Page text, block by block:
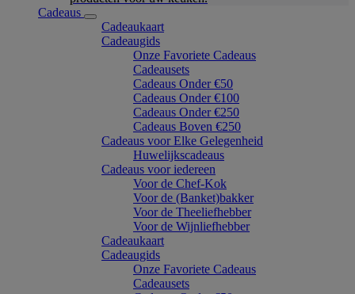
Cadeaus
Cadeaukaart
Cadeaugids
Onze Favoriete Cadeaus
Cadeausets
Cadeaus Onder €50
Cadeaus Onder €100
Cadeaus Onder €250
Cadeaus Boven €250
Cadeaus voor Elke Gelegenheid
Huwelijkscadeaus
Cadeaus voor iedereen
Voor de Chef-Kok
Voor de (Banket)bakker
Voor de Theeliefhebber
Voor de Wijnliefhebber
Cadeaukaart
Cadeaugids
Onze Favoriete Cadeaus
Cadeausets